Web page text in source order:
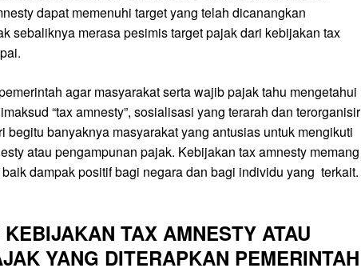
dapat memenuhi target yang telah dicanangkan
sebaliknya merasa pesimis target pajak dari kebijakan tax
agar masyarakat serta wajib pajak tahu mengetahui
“tax amnesty”, sosialisasi yang terarah dan terorganisir
begitu banyaknya masyarakat yang antusias untuk mengikuti
atau pengampunan pajak. Kebijakan tax amnesty memang
dampak positif bagi negara dan bagi individu yang terkait.
TAX AMNESTY ATAU
YANG DITERAPKAN PEMERINTAH